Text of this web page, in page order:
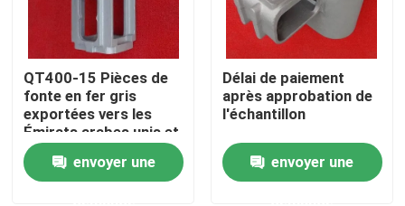
Vidéos
Au sujet de nous
Visite d'usine
QT400-15 Pièces de
fonte en fer gris
exportées vers les
Émirats arabes unis et
efficacité
envoyer une
Délai de paiement
après approbation de
l'échantillon
envoyer une